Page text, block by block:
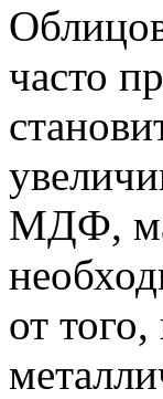
часто
МДФ,
от